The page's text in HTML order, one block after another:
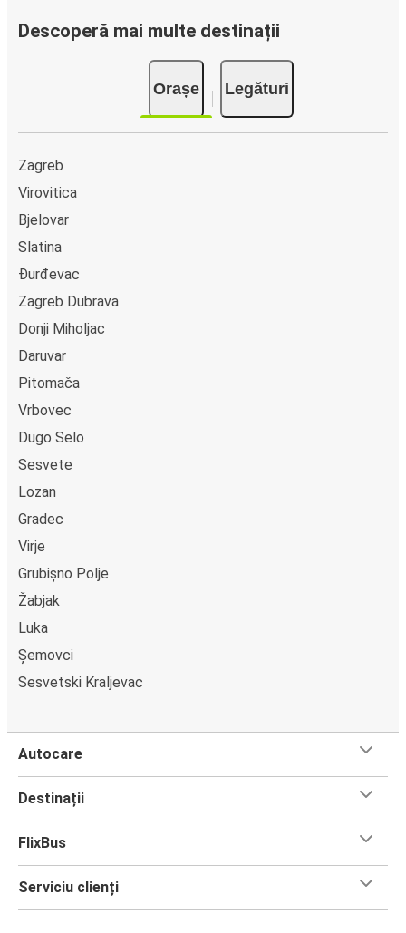
clicuri. La achiziționarea online a unui bilet dus sau întors
pe ruta Cugovec, poți alege între diferite metode sigure
de plată online, cum ar fi card de credit, PayPal, Google și
Apple Pay. Alternativ, poți plăti în numerar la bordul
autocarelor sau la unul din punctele de vânzare.
Descoperă mai multe destinații
Orașe Legături
Zagreb
Virovitica
Bjelovar
Slatina
Đurđevac
Zagreb Dubrava
Donji Miholjac
Daruvar
Pitomača
Vrbovec
Dugo Selo
Sesvete
Lozan
Gradec
Virje
Grubișno Polje
Žabjak
Luka
Șemovci
Sesvetski Kraljevac
Autocare
Destinații
FlixBus
Serviciu clienți